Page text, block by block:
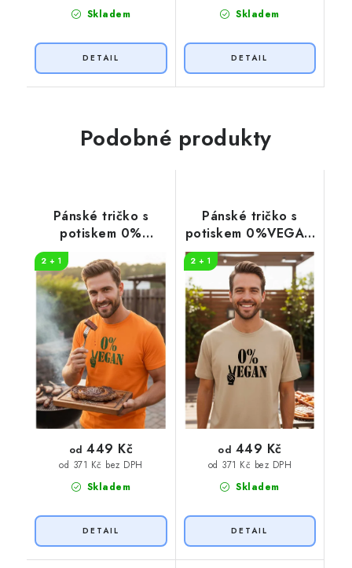
Skladem Skladem
Podobné produkty
Pánské tričko s
potiskem 0%
VEGAN zelený
potisk
2 + 1
Skladem
od 371 Kč bez DPH
od 449 Kč
Pánské tričko s
potiskem 0%VEGAN
černý potisk
2 + 1
Skladem
od 371 Kč bez DPH
od 449 Kč